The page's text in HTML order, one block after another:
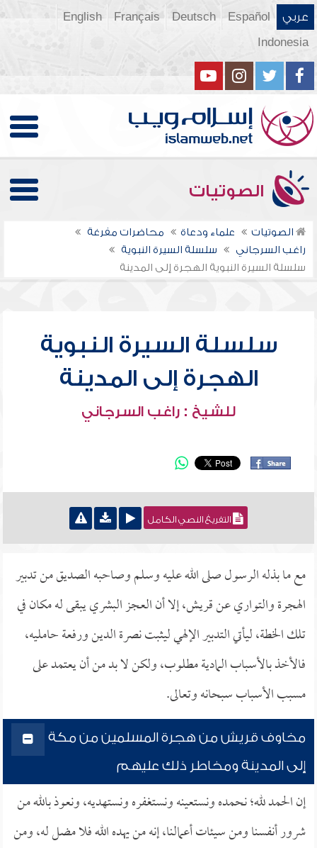
عربي Español
Deutsch
Français
English
Indonesia
الصوتيات
الصوتيات علماء ودعاة
محاضرات مفرغة
راغب السرجاني
سلسلة السيرة النبوية
سلسلة السيرة النبوية الهجرة إلى المدينة
سلسلة السيرة النبوية
الهجرة إلى المدينة
للشيخ : راغب السرجاني
التفريغ النصي الكامل
مع ما بذله الرسول صلى الله عليه وسلم وصاحبه الصديق من تدبير
الهجرة والتواري عن قريش، إلا أن العجز البشري يبقى له مكان في
تلك الخطة، ليأتي التدبير الإلهي ليثبت نصرة الدين ورفعة حامليه،
فالأخذ بالأسباب المادية مطلوب، ولكن لا بد من أن يعتمد على
مسبب الأسباب سبحانه وتعالى.
مخاوف قريش من هجرة المسلمين من مكة
إلى المدينة ومخاطر ذلك عليهم
إن الحمد لله؛ نحمده ونستعينه ونستغفره ونستهديه، ونعوذ بالله من
شرور أنفسنا ومن سيئات أعمالنا، إنه من يهده الله فلا مضل له، ومن